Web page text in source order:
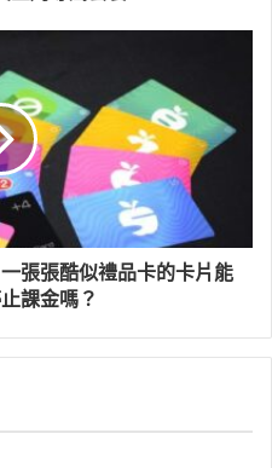
張張酷似禮品卡的卡片能
課金嗎？